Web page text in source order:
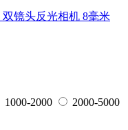
双镜头反光相机 8毫米
1000-2000
2000-5000